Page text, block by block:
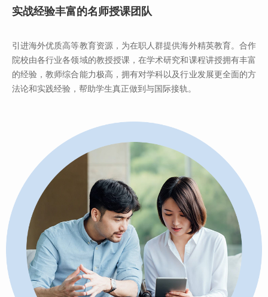
实战经验丰富的名师授课团队
引进海外优质高等教育资源，为在职人群提供海外精英教育。合作
院校由各行业各领域的教授授课，在学术研究和课程讲授拥有丰富
的经验，教师综合能力极高，拥有对学科以及行业发展更全面的方
法论和实践经验，帮助学生真正做到与国际接轨。